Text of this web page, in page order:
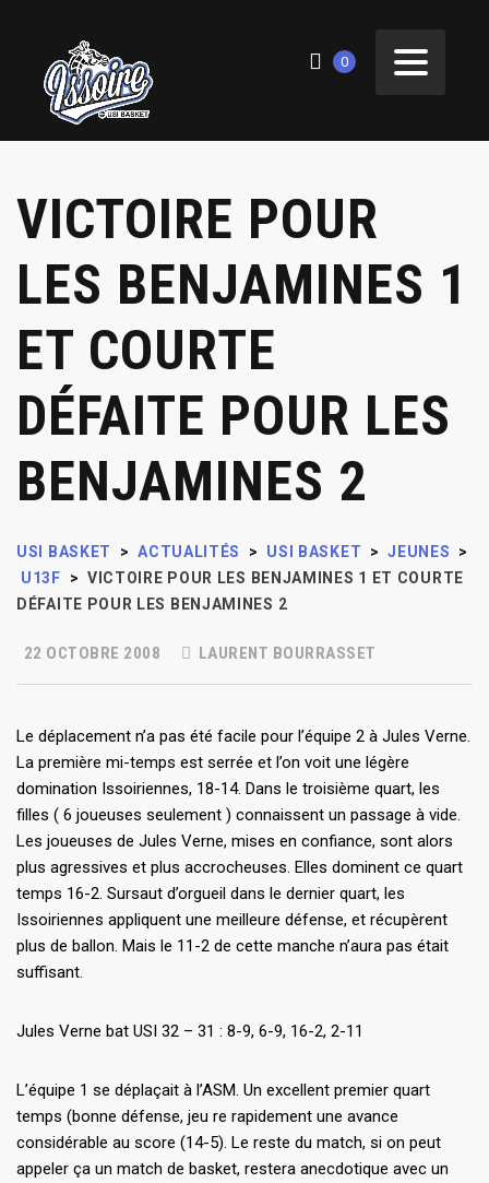
0
VICTOIRE POUR
LES BENJAMINES 1
ET COURTE
DÉFAITE POUR LES
BENJAMINES 2
USI BASKET > ACTUALITÉS > USI BASKET > JEUNES
>
U13F
> VICTOIRE POUR LES BENJAMINES 1 ET COURTE
DÉFAITE POUR LES BENJAMINES 2
22 OCTOBRE 2008 LAURENT BOURRASSET
Le déplacement n’a pas été facile pour l’équipe 2 à Jules Verne.
La première mi-temps est serrée et l’on voit une légère
domination Issoiriennes, 18-14. Dans le troisième quart, les
filles ( 6 joueuses seulement ) connaissent un passage à vide.
Les joueuses de Jules Verne, mises en confiance, sont alors
plus agressives et plus accrocheuses. Elles dominent ce quart
temps 16-2. Sursaut d’orgueil dans le dernier quart, les
Issoiriennes appliquent une meilleure défense, et récupèrent
plus de ballon. Mais le 11-2 de cette manche n’aura pas était
suffisant.
Jules Verne bat USI 32 – 31 : 8-9, 6-9, 16-2, 2-11
L’équipe 1 se déplaçait à l’ASM. Un excellent premier quart
temps (bonne défense, jeu re rapidement une avance
considérable au score (14-5). Le reste du match, si on peut
appeler ça un match de basket, restera anecdotique avec un